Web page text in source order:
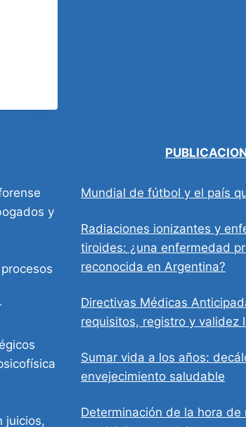
y
juicios,
Mundial de fútbol y el país
Radiaciones ionizantes y
tiroides: ¿una enfermedad
reconocida en Argentina?
Directivas Médicas
requisitos, registro y validez
Sumar vida a los años:
envejecimiento saludable
Determinación de la hora de